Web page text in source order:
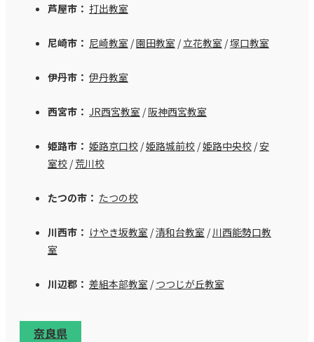
芦屋市： 打出教室
尼崎市： 尼崎教室 /園田教室 /立花教室 /塚口教室
伊丹市： 伊丹教室
西宮市： JR西宮教室 /阪神西宮教室
姫路市： 姫路京口校 /姫路城前校 /姫路中央校 /安
室校 /荒川校
たつの市： たつの校
川西市： けやき坂教室 /清和台教室 /川西能勢口教
室
川辺郡： 差組本部教室 /つつじが丘教室
奈良県